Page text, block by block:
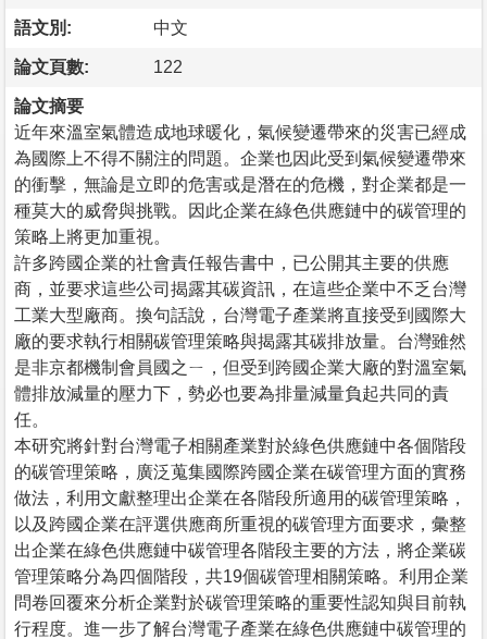
語文別: 中文
論文頁數: 122
論文摘要
近年來溫室氣體造成地球暖化，氣候變遷帶來的災害已經成
為國際上不得不關注的問題。企業也因此受到氣候變遷帶來
的衝擊，無論是立即的危害或是潛在的危機，對企業都是一
種莫大的威脅與挑戰。因此企業在綠色供應鏈中的碳管理的
策略上將更加重視。
許多跨國企業的社會責任報告書中，已公開其主要的供應
商，並要求這些公司揭露其碳資訊，在這些企業中不乏台灣
工業大型廠商。換句話說，台灣電子產業將直接受到國際大
廠的要求執行相關碳管理策略與揭露其碳排放量。台灣雖然
是非京都機制會員國之ㄧ，但受到跨國企業大廠的對溫室氣
體排放減量的壓力下，勢必也要為排量減量負起共同的責
任。
本研究將針對台灣電子相關產業對於綠色供應鏈中各個階段
的碳管理策略，廣泛蒐集國際跨國企業在碳管理方面的實務
做法，利用文獻整理出企業在各階段所適用的碳管理策略，
以及跨國企業在評選供應商所重視的碳管理方面要求，彙整
出企業在綠色供應鏈中碳管理各階段主要的方法，將企業碳
管理策略分為四個階段，共19個碳管理相關策略。利用企業
問卷回覆來分析企業對於碳管理策略的重要性認知與目前執
行程度。進一步了解台灣電子產業在綠色供應鏈中碳管理的